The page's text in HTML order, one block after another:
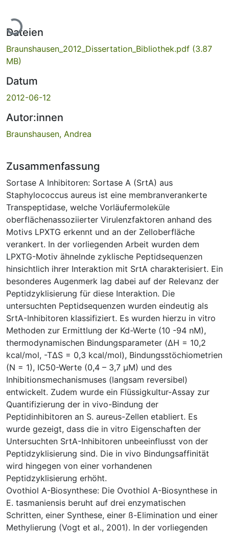
Lade...
Dateien
Braunshausen_2012_Dissertation_Bibliothek.pdf (3.87
MB)
Datum
2012-06-12
Autor:innen
Braunshausen, Andrea
Zusammenfassung
Sortase A Inhibitoren: Sortase A (SrtA) aus
Staphylococcus aureus ist eine membranverankerte
Transpeptidase, welche Vorläufermoleküle
oberflächenassoziierter Virulenzfaktoren anhand des
Motivs LPXTG erkennt und an der Zelloberfläche
verankert. In der vorliegenden Arbeit wurden dem
LPXTG-Motiv ähnelnde zyklische Peptidsequenzen
hinsichtlich ihrer Interaktion mit SrtA charakterisiert. Ein
besonderes Augenmerk lag dabei auf der Relevanz der
Peptidzyklisierung für diese Interaktion. Die
untersuchten Peptidsequenzen wurden eindeutig als
SrtA-Inhibitoren klassifiziert. Es wurden hierzu in vitro
Methoden zur Ermittlung der Kd-Werte (10 -94 nM),
thermodynamischen Bindungsparameter (ΔH = 10,2
kcal/mol, -TΔS = 0,3 kcal/mol), Bindungsstöchiometrien
(N = 1), IC50-Werte (0,4 – 3,7 µM) und des
Inhibitionsmechanismuses (langsam reversibel)
entwickelt. Zudem wurde ein Flüssigkultur-Assay zur
Quantifizierung der in vivo-Bindung der
Peptidinhibitoren an S. aureus-Zellen etabliert. Es
wurde gezeigt, dass die in vitro Eigenschaften der
Untersuchten SrtA-Inhibitoren unbeeinflusst von der
Peptidzyklisierung sind. Die in vivo Bindungsaffinität
wird hingegen von einer vorhandenen
Peptidzyklisierung erhöht.
Ovothiol A-Biosynthese: Die Ovothiol A-Biosynthese in
E. tasmaniensis beruht auf drei enzymatischen
Schritten, einer Synthese, einer ß-Elimination und einer
Methylierung (Vogt et al., 2001). In der vorliegenden